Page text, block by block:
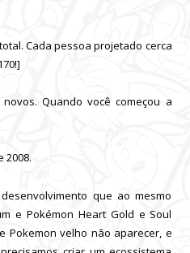
Cada pessoa projetado cerca
Quando você começou a
2008.
que ao mesmo
e Pokémon Heart Gold e Soul
Pokemon velho não aparecer, e